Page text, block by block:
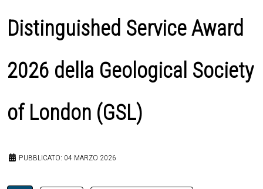
Distinguished Service Award
2026 della Geological Society
of London (GSL)
PUBBLICATO: 04 MARZO 2026